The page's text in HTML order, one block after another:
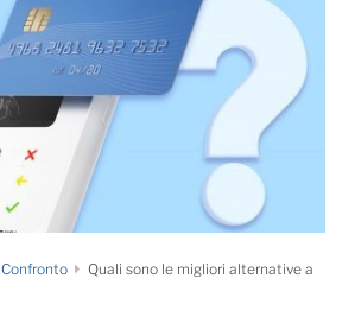
Confronto
Quali sono le migliori alternative a